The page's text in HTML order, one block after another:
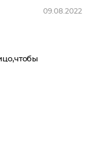
09.08.2022